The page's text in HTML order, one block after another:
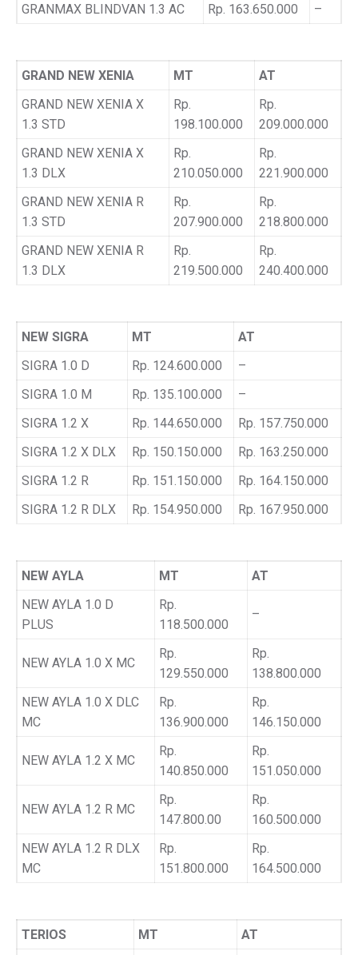
GRANMAX BLINDVAN 1.3 AC
Rp. 163.650.000 –
GRAND NEW XENIA MT
AT
GRAND NEW XENIA X
1.3 STD
Rp.
198.100.000
Rp.
209.000.000
GRAND NEW XENIA X
1.3 DLX
Rp.
210.050.000
Rp.
221.900.000
GRAND NEW XENIA R
1.3 STD
Rp.
207.900.000
Rp.
218.800.000
GRAND NEW XENIA R
1.3 DLX
Rp.
219.500.000
Rp.
240.400.000
NEW SIGRA MT
AT
SIGRA 1.0 D
Rp. 124.600.000
–
SIGRA 1.0 M
Rp. 135.100.000
–
SIGRA 1.2 X
Rp. 144.650.000
Rp. 157.750.000
SIGRA 1.2 X DLX
Rp. 150.150.000
Rp. 163.250.000
SIGRA 1.2 R
Rp. 151.150.000
Rp. 164.150.000
SIGRA 1.2 R DLX
Rp. 154.950.000 Rp. 167.950.000
NEW AYLA MT
AT
NEW AYLA 1.0 D
PLUS
Rp.
118.500.000
–
NEW AYLA 1.0 X MC
Rp.
129.550.000
Rp.
138.800.000
NEW AYLA 1.0 X DLC
MC
Rp.
136.900.000
Rp.
146.150.000
NEW AYLA 1.2 X MC
Rp.
140.850.000
Rp.
151.050.000
NEW AYLA 1.2 R MC
Rp.
147.800.00
Rp.
160.500.000
NEW AYLA 1.2 R DLX
MC
Rp.
151.800.000
Rp.
164.500.000
TERIOS MT
AT